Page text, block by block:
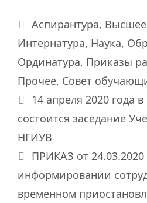
Рубрики
Аспирантура, Высшее
Интернатура, Наука,
Ординатура, Приказы
Прочее, Совет
14 апреля 2020 года
состоится заседание
НГИУВ
ПРИКАЗ от
информировании
временном